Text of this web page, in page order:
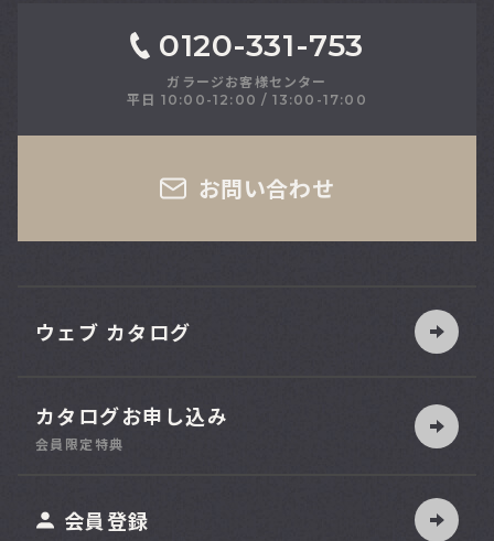
0120-331-753
ガラージお客様センター
平日 10:00-12:00 / 13:00-17:00
お問い合わせ
ウェブ カタログ
カタログお申し込み
会員限定特典
会員登録